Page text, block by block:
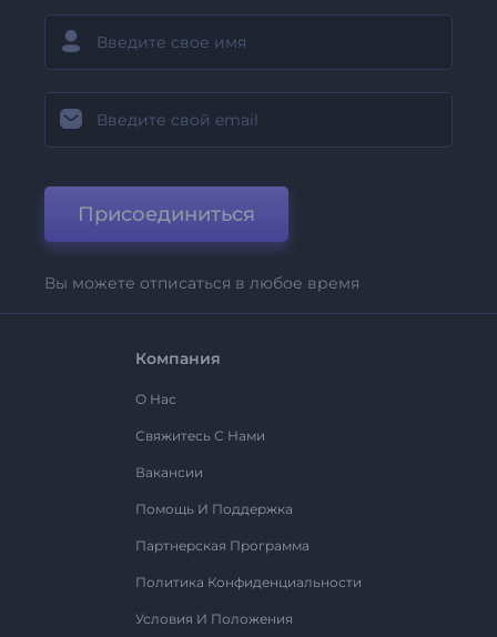
Присоединиться
Вы можете отписаться в любое время
Компания
О Нас
Свяжитесь С Нами
Вакансии
Помощь И Поддержка
Партнерская Программа
Политика Конфиденциальности
Условия И Положения